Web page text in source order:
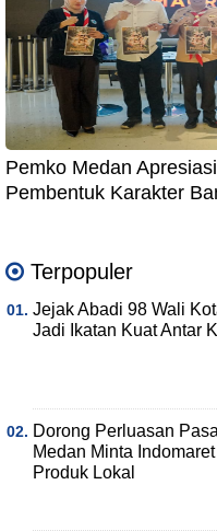
Pemko Medan
Pembentuk Karakter
Terpopuler
Jejak Abadi 98 Wali
Jadi Ikatan Kuat Antar
Dorong Perluasan
Medan Minta
Produk Lokal